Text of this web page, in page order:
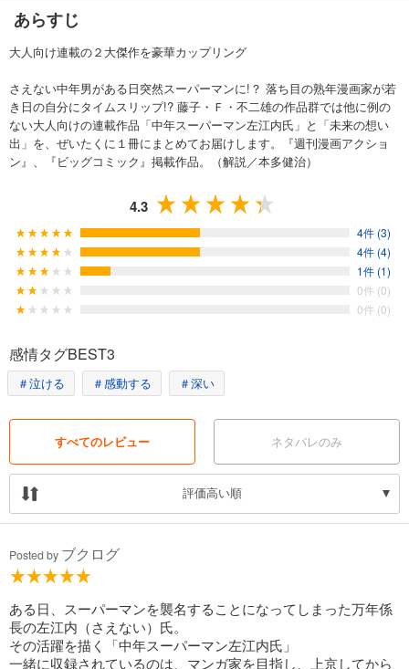
あらすじ
大人向け連載の２大傑作を豪華カップリング
さえない中年男がある日突然スーパーマンに!？ 落ち目の熟年漫画家が若
き日の自分にタイムスリップ!? 藤子・Ｆ・不二雄の作品群では他に例の
ない大人向けの連載作品「中年スーパーマン左江内氏」と「未来の想い
出」を、ぜいたくに１冊にまとめてお届けします。『週刊漫画アクショ
ン』、『ビッグコミック』掲載作品。（解説／本多健治）
4.3
4件 (3)
4件 (4)
1件 (1)
0件 (0)
0件 (0)
感情タグBEST3
＃泣ける ＃感動する ＃深い
すべてのレビュー ネタバレのみ
評価高い順
Posted by ブクログ
ある日、スーパーマンを襲名することになってしまった万年係
長の左江内（さえない）氏。
その活躍を描く「中年スーパーマン左江内氏」
一緒に収録されているのは、マンガ家を目指し、上京してから